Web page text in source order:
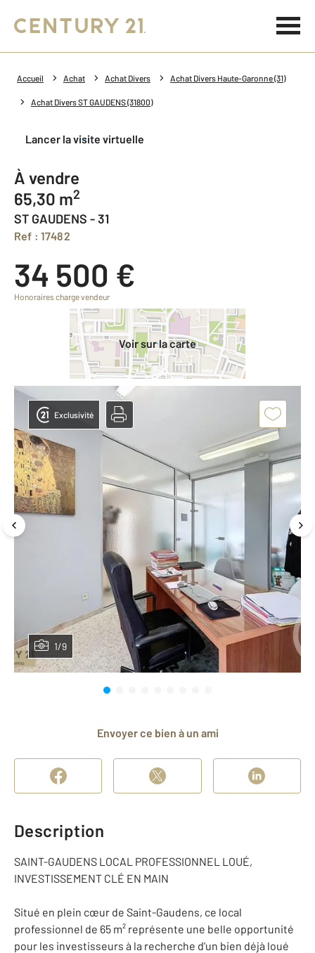
Accueil Achat Achat Divers Achat Divers Haute-Garonne (31)
Achat Divers ST GAUDENS (31800)
Lancer la visite virtuelle
à vendre
65,30 m2
ST GAUDENS - 31
Ref : 17482
34 500 €
Honoraires charge vendeur
Voir sur la carte
1/9
Exclusivité
Envoyer ce bien à un ami
Description
SAINT-GAUDENS LOCAL PROFESSIONNEL LOUÉ,
INVESTISSEMENT CLÉ EN MAIN
Situé en plein cœur de Saint-Gaudens, ce local
professionnel de 65 m² représente une belle opportunité
pour les investisseurs à la recherche d'un bien déjà loué